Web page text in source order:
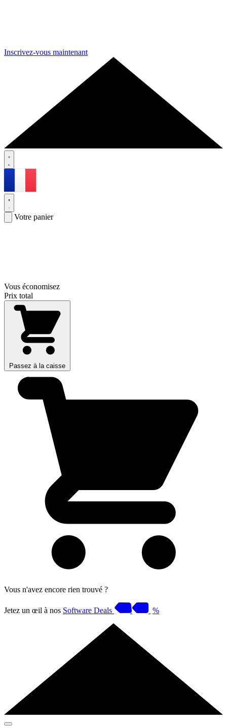
Inscrivez-vous maintenant
Votre panier
Vous économisez
Prix total
Passez à la caisse
Vous n'avez encore rien trouvé ?
Jetez un œil à nos Software Deals %